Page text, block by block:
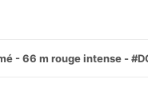
- 66 m rouge intense -